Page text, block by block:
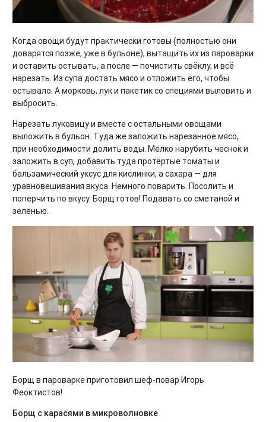
Когда овощи будут практически готовы (полностью они
доварятся позже, уже в бульоне), вытащить их из пароварки
и оставить остывать, а после — почистить свёклу, и всё
нарезать. Из супа достать мясо и отложить его, чтобы
остывало. А морковь, лук и пакетик со специями выловить и
выбросить.
Нарезать луковицу и вместе с остальными овощами
выложить в бульон. Туда же заложить нарезанное мясо,
при необходимости долить воды. Мелко нарубить чеснок и
заложить в суп, добавить туда протёртые томаты и
бальзамический уксус для кислинки, а сахара — для
уравновешивания вкуса. Немного поварить. Посолить и
поперчить по вкусу. Борщ готов! Подавать со сметаной и
зеленью.
Борщ в пароварке приготовил шеф-повар Игорь
Феоктистов!
Борщ с карасями в микроволновке